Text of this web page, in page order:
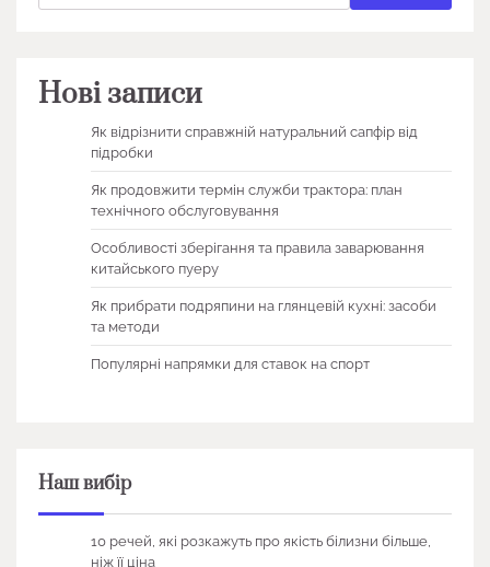
Нові записи
Як відрізнити справжній натуральний сапфір від
підробки
Як продовжити термін служби трактора: план
технічного обслуговування
Особливості зберігання та правила заварювання
китайського пуеру
Як прибрати подряпини на глянцевій кухні: засоби
та методи
Популярні напрямки для ставок на спорт
Наш вибір
10 речей, які розкажуть про якість білизни більше,
ніж її ціна